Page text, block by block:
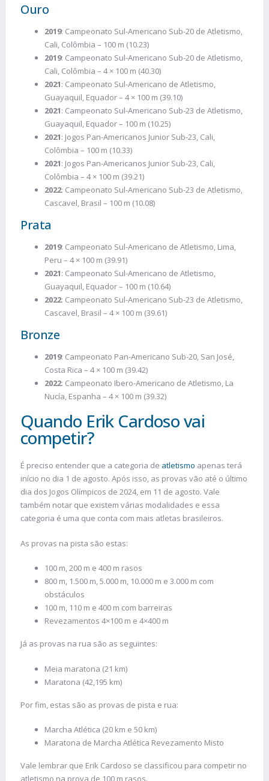
Ouro
2019: Campeonato Sul-Americano Sub-20 de Atletismo,
Cali, Colômbia – 100 m (10.23)
2019: Campeonato Sul-Americano Sub-20 de Atletismo,
Cali, Colômbia – 4 × 100 m (40.30)
2021: Campeonato Sul-Americano de Atletismo,
Guayaquil, Equador – 4 × 100 m (39.10)
2021: Campeonato Sul-Americano Sub-23 de Atletismo,
Guayaquil, Equador – 100 m (10.25)
2021: Jogos Pan-Americanos Junior Sub-23, Cali,
Colômbia – 100 m (10.33)
2021: Jogos Pan-Americanos Junior Sub-23, Cali,
Colômbia – 4 × 100 m (39.21)
2022: Campeonato Sul-Americano Sub-23 de Atletismo,
Cascavel, Brasil – 100 m (10.08)
Prata
2019: Campeonato Sul-Americano de Atletismo, Lima,
Peru – 4 × 100 m (39.91)
2021: Campeonato Sul-Americano de Atletismo,
Guayaquil, Equador – 100 m (10.64)
2022: Campeonato Sul-Americano Sub-23 de Atletismo,
Cascavel, Brasil – 4 × 100 m (39.61)
Bronze
2019: Campeonato Pan-Americano Sub-20, San José,
Costa Rica – 4 × 100 m (39.42)
2022: Campeonato Ibero-Americano de Atletismo, La
Nucía, Espanha – 4 × 100 m (39.32)
Quando Erik Cardoso vai
competir?
É preciso entender que a categoria de atletismo apenas terá
início no dia 1 de agosto. Após isso, as provas vão até o último
dia dos Jogos Olímpicos de 2024, em 11 de agosto. Vale
também notar que existem várias modalidades e essa
categoria é uma que conta com mais atletas brasileiros.
As provas na pista são estas:
100 m, 200 m e 400 m rasos
800 m, 1.500 m, 5.000 m, 10.000 m e 3.000 m com
obstáculos
100 m, 110 m e 400 m com barreiras
Revezamentos 4×100 m e 4×400 m
Já as provas na rua são as seguintes:
Meia maratona (21 km)
Maratona (42,195 km)
Por fim, estas são as provas de pista e rua:
Marcha Atlética (20 km e 50 km)
Maratona de Marcha Atlética Revezamento Misto
Vale lembrar que Erik Cardoso se classificou para competir no
atletismo na prova de 100 m rasos.